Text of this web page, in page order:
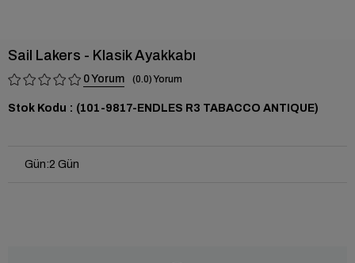
Sail Lakers - Klasik Ayakkabı
0 0.0
Stok Kodu (101-9817-ENDLES R3 TABACCO ANTIQUE)
Gün:2 Gün